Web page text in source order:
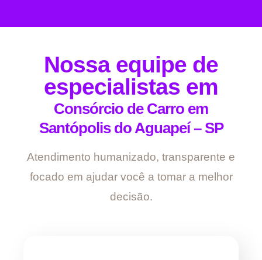
Nossa equipe de
especialistas em
Consórcio de Carro em
Santópolis do Aguapeí – SP
Atendimento humanizado, transparente e
focado em ajudar você a tomar a melhor
decisão.